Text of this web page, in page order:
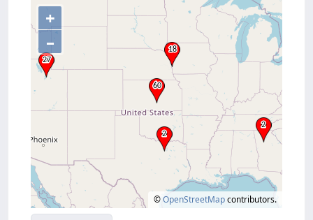
+
–
©OpenStreetMapcontributors.